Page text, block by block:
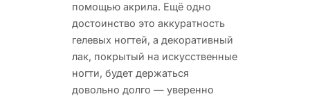
помощью акрила. Ещё одно
достоинство это аккуратность
гелевых ногтей, а декоративный
лак, покрытый на искусственные
ногти, будет держаться
довольно долго — уверенно